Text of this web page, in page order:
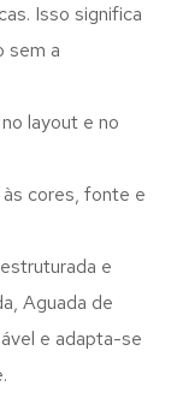
Isso significa
sem a
layout e no
cores, fonte e
e
Aguada de
e adapta-se